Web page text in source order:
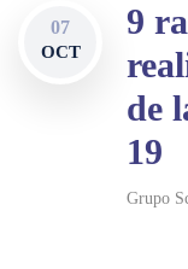
07
OCT
9
de
19
Grupo